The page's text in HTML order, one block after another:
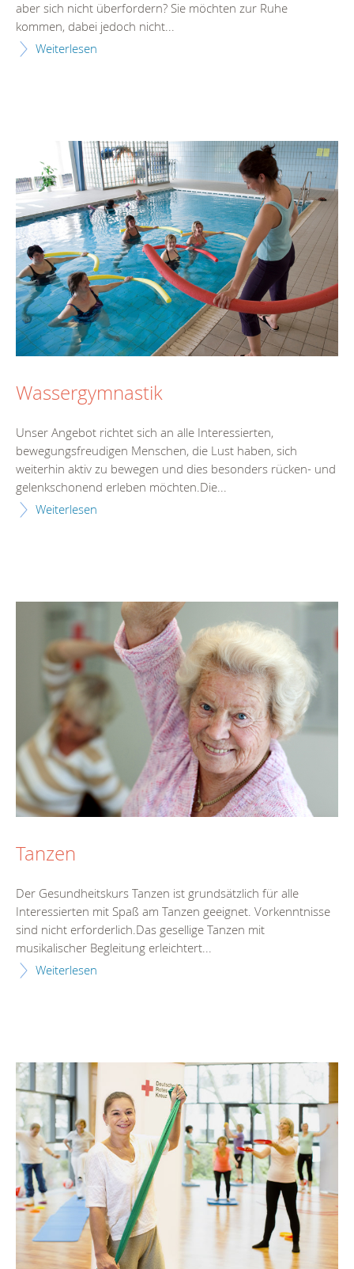
aber sich nicht überfordern? Sie möchten zur Ruhe
kommen, dabei jedoch nicht...
Weiterlesen
Wassergymnastik
Unser Angebot richtet sich an alle Interessierten,
bewegungsfreudigen Menschen, die Lust haben, sich
weiterhin aktiv zu bewegen und dies besonders rücken- und
gelenkschonend erleben möchten.Die...
Weiterlesen
Tanzen
Der Gesundheitskurs Tanzen ist grundsätzlich für alle
Interessierten mit Spaß am Tanzen geeignet. Vorkenntnisse
sind nicht erforderlich.Das gesellige Tanzen mit
musikalischer Begleitung erleichtert...
Weiterlesen